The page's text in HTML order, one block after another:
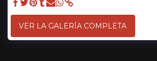
VER LA GALERÍA COMPLETA